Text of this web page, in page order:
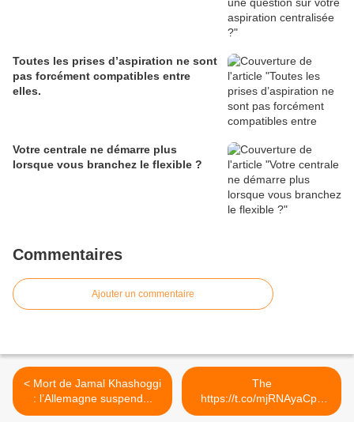
Toutes les prises d’aspiration ne sont
pas forcément compatibles entre
elles.
Votre centrale ne démarre plus
lorsque vous branchez le flexible ?
Commentaires
Ajouter un commentaire
< Mort de Jamal Khashoggi
: l’Allemagne suspend...
The
https://t.co/mjRNAyaCph
Daily est en ligne!... >